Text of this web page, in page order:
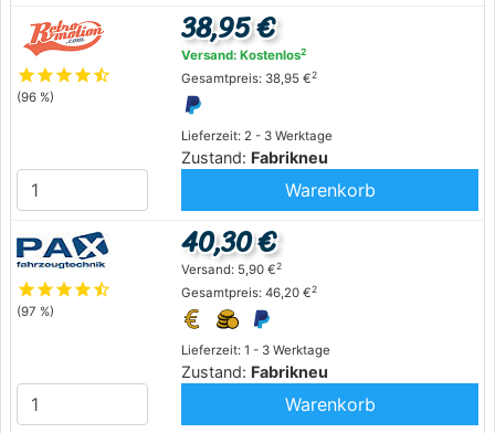
starstarstarstarstar_half
(96 %)
Lieferzeit: 2 - 3 Werktage
Zustand: Fabrikneu
38,95 €
Versand: Kostenlos2
Gesamtpreis: 38,95 €2
Warenkorb
starstarstarstarstar_half
(97 %)
Lieferzeit: 1 - 3 Werktage
Zustand: Fabrikneu
40,30 €
Versand: 5,90 €2
Gesamtpreis: 46,20 €2
Warenkorb